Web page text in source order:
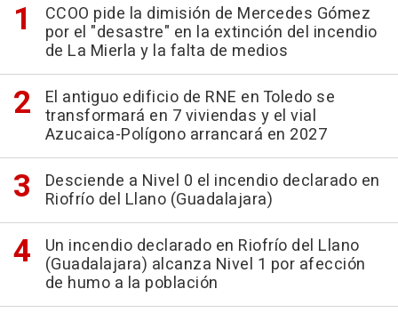
CCOO pide la dimisión de Mercedes Gómez
por el "desastre" en la extinción del incendio
de La Mierla y la falta de medios
El antiguo edificio de RNE en Toledo se
transformará en 7 viviendas y el vial
Azucaica-Polígono arrancará en 2027
Desciende a Nivel 0 el incendio declarado en
Riofrío del Llano (Guadalajara)
Un incendio declarado en Riofrío del Llano
(Guadalajara) alcanza Nivel 1 por afección
de humo a la población